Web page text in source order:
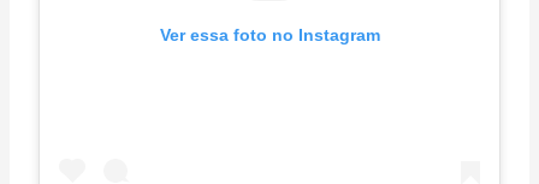
Ver essa foto no Instagram